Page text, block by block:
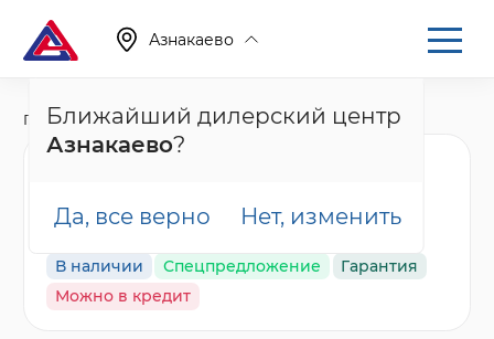
Азнакаево
Ближайший дилерский центр
Азнакаево?
Да, все верно Нет, изменить
Главная Каталог Новые автомобили Arrizo 8
зеленый
В наличии Спецпредложение
Гарантия
Можно в кредит